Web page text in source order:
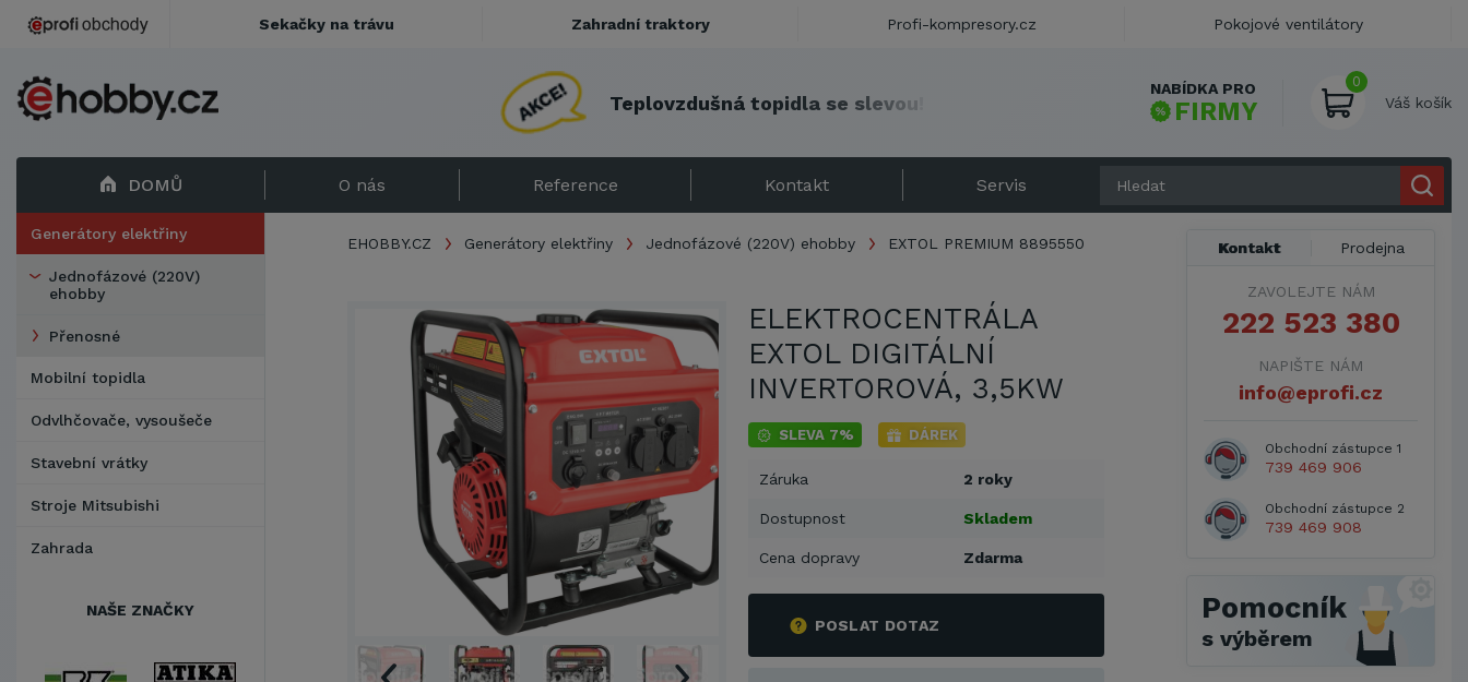
Teplovzdušná topidla se slevou
NABÍDKA PRO
FIRMY
0
Váš košík
DOMŮ O nás Reference Kontakt Servis
Generátory elektřiny
Jednofázové (220V)
ehobby
Přenosné
Mobilní topidla
Odvlhčovače, vysoušeče
Stavební vrátky
Stroje Mitsubishi
Zahrada
NAŠE ZNAČKY
EHOBBY.CZ Generátory elektřiny Jednofázové (220V) ehobby EXTOL PREMIUM 8895550
ELEKTROCENTRÁLA
EXTOL DIGITÁLNÍ
INVERTOROVÁ, 3,5KW
SLEVA 7% DÁREK
Záruka 2 roky
Dostupnost Skladem
Cena dopravy Zdarma
POSLAT DOTAZ
Kontakt Prodejna
ZAVOLEJTE NÁM
222 523 380
NAPIŠTE NÁM
info@eprofi.cz
Obchodní zástupce 1
739 469 906
Obchodní zástupce 2
739 469 908
Pomocník
s výběrem
Sekačky na trávu Zahradní traktory Profi-kompresory.cz Pokojové ventilátory